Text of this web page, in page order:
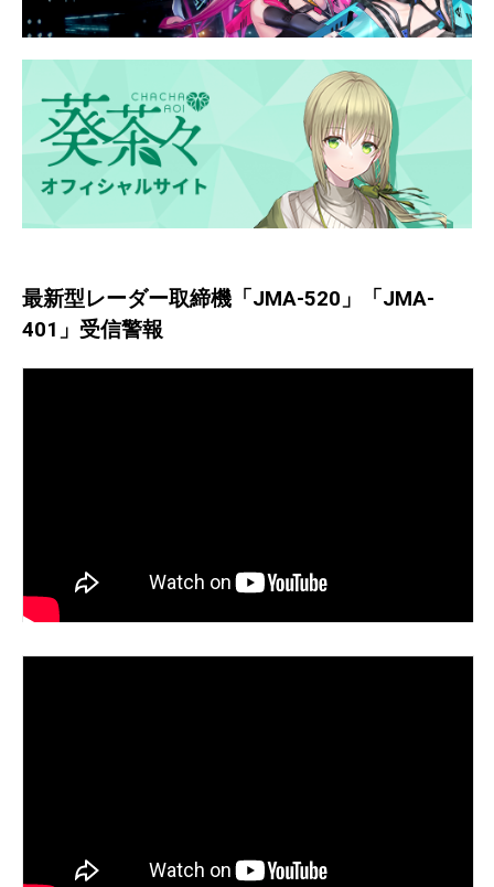
最新型レーダー取締機「JMA-520」「JMA-
401」受信警報